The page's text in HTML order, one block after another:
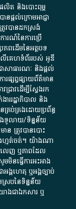
លិត​ និង​បោះពុម្ព​
ផ្តល់​ក្រោម​អាជ្ញា
វ​បាន​ដកស្រង់​
ណ៍​នៃ​ការ​ប្រើ
ពដើម​នៃ​​អត្ថបទ
ើ​គេហទំព័រ​របស់​ អូ​ឌី​
សាធារណៈ​ និង​ផ្តល់​
សព្វផ្សាយ​ព័ត៌មាន​
រាវ​ដើម្បី​ស្វែងរក
រ​រដ្ឋាភិបាល​ និង
គ្រប់គ្រង​ដោយ​ប្រព័ន្ធ​
ទូលាយ​/​ទិន្នន័យ​
ត្រូវ​បាន​បោះ
ង​ហ្មត់ចត់​។​ យ៉ាងណា​
លេញ​ ឬ​ភាព​ដែល​
ន​ធ្វើការ​អះអាង​
ង្គហេតុ​ ឬ​អង្គច្បាប់​
រប​នៃ​ទិន្នន័យ​
ង​ជា​ឯកសារ​ ឬ​